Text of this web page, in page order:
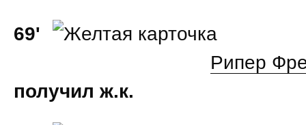
69'
Рипер
получил ж.к.